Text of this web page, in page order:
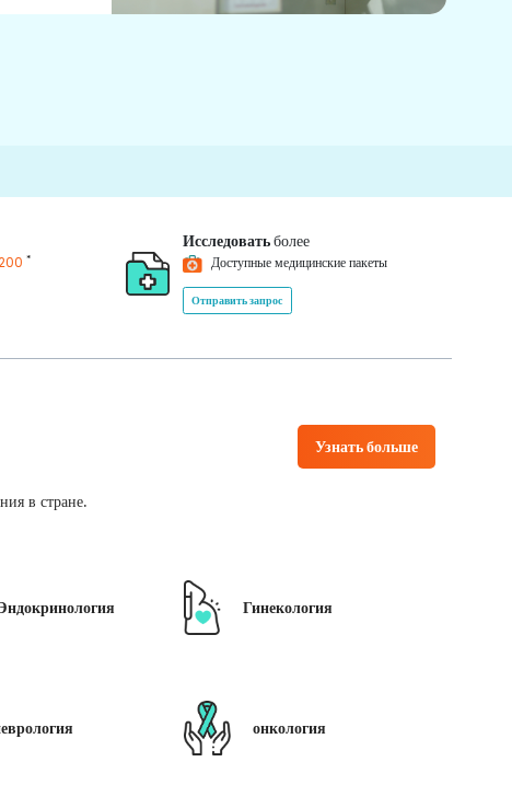
*
Исследоватьболее
Доступные медицинские пакеты
Отправить запрос
Узнать больше
в стране.
Гинекология
онкология